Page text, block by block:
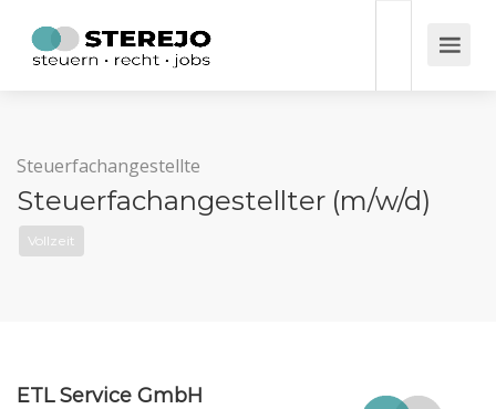
Steuerfachangestellte
Steuerfachangestellter (m/w/d)
Vollzeit
ETL Service GmbH